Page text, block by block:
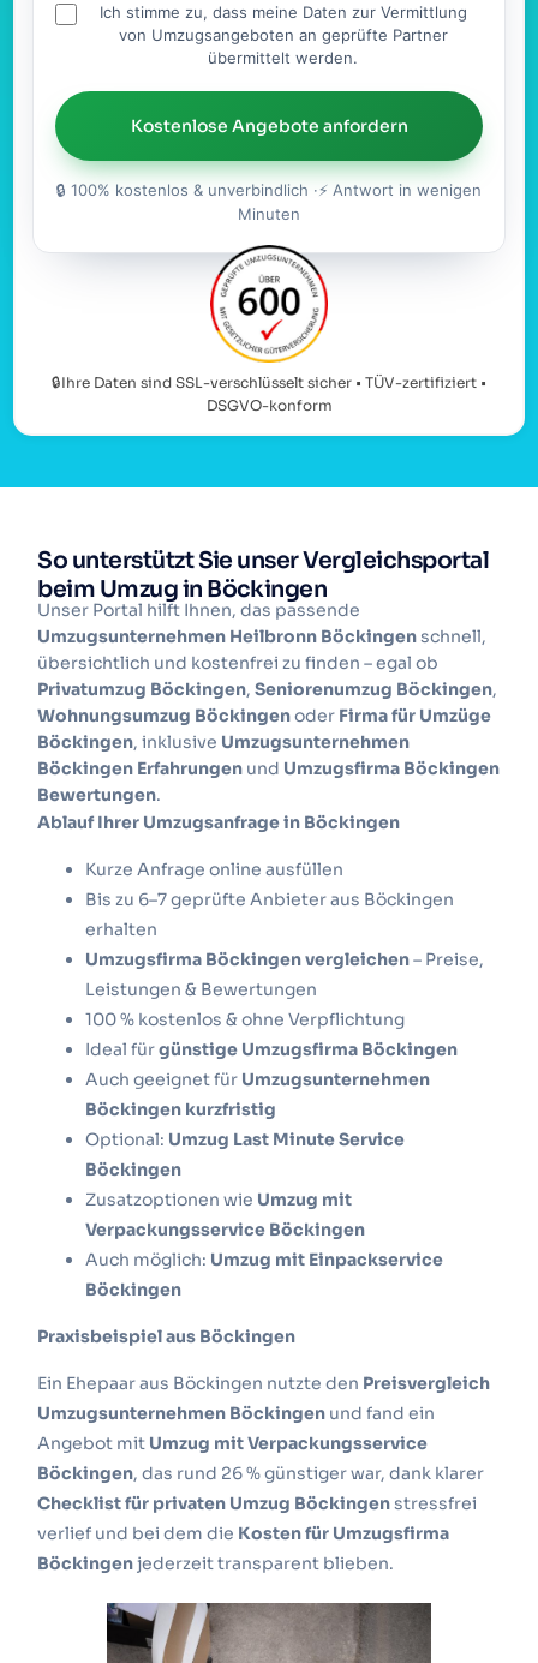
Ich stimme zu, dass meine Daten zur Vermittlung
von Umzugsangeboten an geprüfte Partner
übermittelt werden.
Kostenlose Angebote anfordern
🔒 100% kostenlos & unverbindlich ·⚡ Antwort in wenigen
Minuten
🔒Ihre Daten sind SSL-verschlüsselt sicher • TÜV-zertifiziert •
DSGVO-konform
So unterstützt Sie unser Vergleichsportal
beim Umzug in Böckingen
Unser Portal hilft Ihnen, das passende
Umzugsunternehmen Heilbronn Böckingenschnell,
übersichtlich und kostenfrei zu finden – egal ob
Privatumzug Böckingen,Seniorenumzug Böckingen,
Wohnungsumzug Böckingenoder Firma für Umzüge
Böckingen, inklusive Umzugsunternehmen
Böckingen Erfahrungen und Umzugsfirma Böckingen
Bewertungen.
Ablauf Ihrer Umzugsanfrage in Böckingen
Kurze Anfrage online ausfüllen
Bis zu 6–7 geprüfte Anbieter aus Böckingen
erhalten
Umzugsfirma Böckingen vergleichen– Preise,
Leistungen & Bewertungen
100 % kostenlos & ohne Verpflichtung
Ideal fürgünstige Umzugsfirma Böckingen
Auch geeignet für Umzugsunternehmen
Böckingen kurzfristig
Optional: Umzug Last Minute Service
Böckingen
Zusatzoptionen wie Umzug mit
Verpackungsservice Böckingen
Auch möglich: Umzug mit Einpackservice
Böckingen
Praxisbeispiel aus Böckingen
Ein Ehepaar aus Böckingen nutzte den Preisvergleich
Umzugsunternehmen Böckingen und fand ein
Angebot mit Umzug mit Verpackungsservice
Böckingen, das rund 26 % günstiger war, dank klarer
Checklist für privaten Umzug Böckingenstressfrei
verlief und bei dem die Kosten für Umzugsfirma
Böckingenjederzeit transparent blieben.